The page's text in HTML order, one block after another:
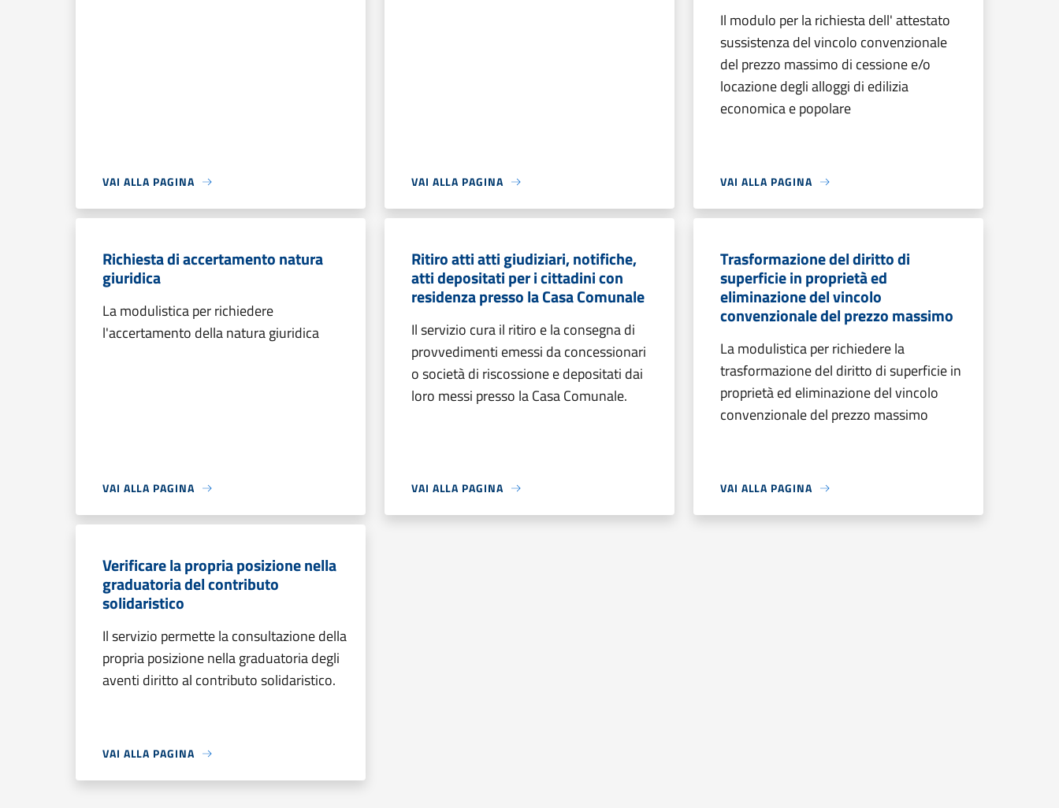
VAI ALLA PAGINA VAI ALLA PAGINA
Il modulo per la richiesta dell' attestato
sussistenza del vincolo convenzionale
del prezzo massimo di cessione e/o
locazione degli alloggi di edilizia
economica e popolare
VAI ALLA PAGINA
Richiesta di accertamento natura
giuridica
La modulistica per richiedere
l'accertamento della natura giuridica
VAI ALLA PAGINA
Ritiro atti atti giudiziari, notifiche,
atti depositati per i cittadini con
residenza presso la Casa Comunale
Il servizio cura il ritiro e la consegna di
provvedimenti emessi da concessionari
o società di riscossione e depositati dai
loro messi presso la Casa Comunale.
VAI ALLA PAGINA
Trasformazione del diritto di
superficie in proprietà ed
eliminazione del vincolo
convenzionale del prezzo massimo
La modulistica per richiedere la
trasformazione del diritto di superficie in
proprietà ed eliminazione del vincolo
convenzionale del prezzo massimo
VAI ALLA PAGINA
Verificare la propria posizione nella
graduatoria del contributo
solidaristico
Il servizio permette la consultazione della
propria posizione nella graduatoria degli
aventi diritto al contributo solidaristico.
VAI ALLA PAGINA